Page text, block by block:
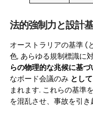
法的強制力と設計
オーストラリアの基準 (
色, あらゆる規制標識に
らの物理的な兆候に基
なボード会議のみ とし
まれます. これらの基準
を混乱させ、事故を引